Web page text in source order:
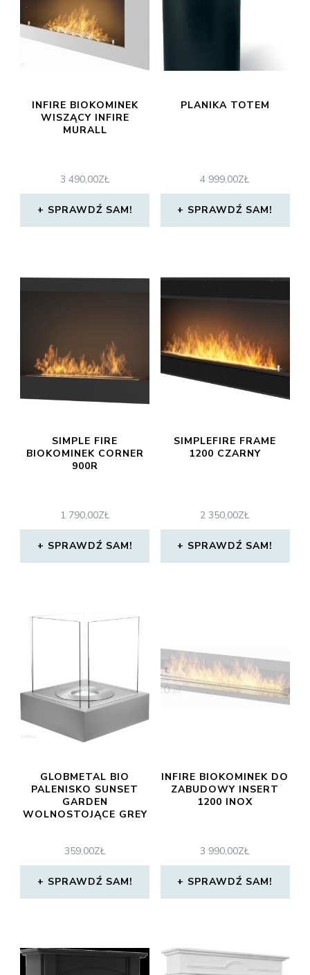
INFIRE BIOKOMINEK
WISZĄCY INFIRE
MURALL
3 490,00ZŁ
SPRAWDŹ SAM!
PLANIKA TOTEM
4 999,00ZŁ
SPRAWDŹ SAM!
SIMPLE FIRE
BIOKOMINEK CORNER
900R
1 790,00ZŁ
SPRAWDŹ SAM!
SIMPLEFIRE FRAME
1200 CZARNY
2 350,00ZŁ
SPRAWDŹ SAM!
GLOBMETAL BIO
PALENISKO SUNSET
GARDEN
WOLNOSTOJĄCE GREY
359,00ZŁ
SPRAWDŹ SAM!
INFIRE BIOKOMINEK DO
ZABUDOWY INSERT
1200 INOX
3 990,00ZŁ
SPRAWDŹ SAM!